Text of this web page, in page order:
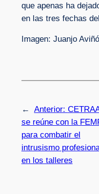
que apenas ha
en las tres fechas
Imagen: Juanjo Aviñó
← Anterior:
se reúne con la
para combatir el
intrusismo
en los talleres